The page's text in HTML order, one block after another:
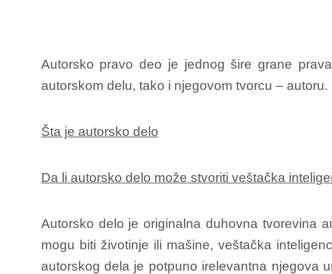
Autorsko pravo deo je jednog šire grane
autorskom delu, tako i njegovom tvorcu –
Šta je autorsko delo
Da li autorsko delo može stvoriti veštačka
Autorsko delo je originalna duhovna tvorevina
mogu biti životinje ili mašine, veštačka
autorskog dela je potpuno irelevantna njegova